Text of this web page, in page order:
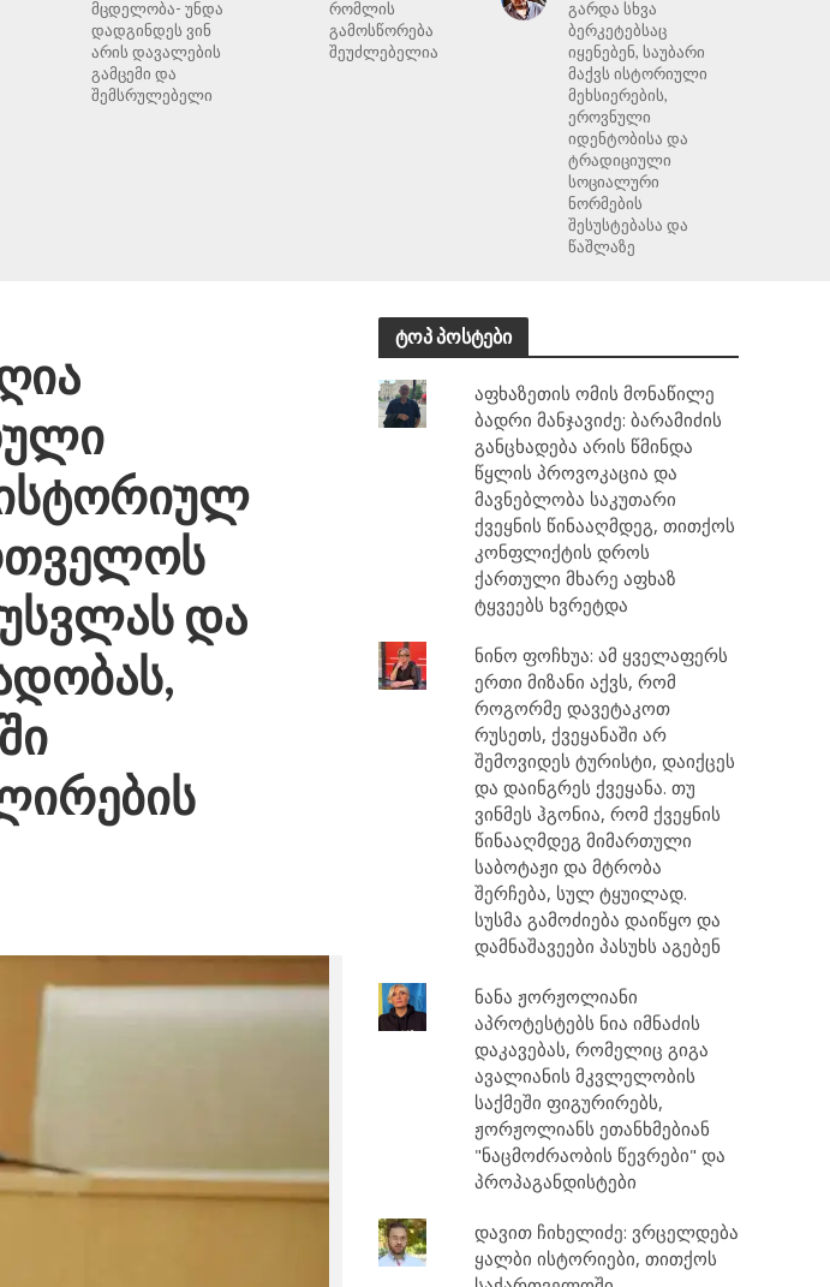
მცდელობა- უნდა
დადგინდეს ვინ
არის დავალების
გამცემი და
შემსრულებელი
რომლის
გამოსწორება
შეუძლებელია
გარდა სხვა
ბერკეტებსაც
იყენებენ, საუბარი
მაქვს ისტორიული
მეხსიერების,
ეროვნული
იდენტობისა და
ტრადიციული
სოციალური
ნორმების
შესუსტებასა და
წაშლაზე
ისტორიულ
და
ტოპ პოსტები
აფხაზეთის ომის მონაწილე
ბადრი მანჯავიძე: ბარამიძის
განცხადება არის წმინდა
წყლის პროვოკაცია და
მავნებლობა საკუთარი
ქვეყნის წინააღმდეგ, თითქოს
კონფლიქტის დროს
ქართული მხარე აფხაზ
ტყვეებს ხვრეტდა
ნინო ფოჩხუა: ამ ყველაფერს
ერთი მიზანი აქვს, რომ
როგორმე დავეტაკოთ
რუსეთს, ქვეყანაში არ
შემოვიდეს ტურისტი, დაიქცეს
და დაინგრეს ქვეყანა. თუ
ვინმეს ჰგონია, რომ ქვეყნის
წინააღმდეგ მიმართული
საბოტაჟი და მტრობა
შერჩება, სულ ტყუილად.
სუსმა გამოძიება დაიწყო და
დამნაშავეები პასუხს აგებენ
ნანა ჟორჟოლიანი
აპროტესტებს ნია იმნაძის
დაკავებას, რომელიც გიგა
ავალიანის მკვლელობის
საქმეში ფიგურირებს,
ჟორჟოლიანს ეთანხმებიან
"ნაცმოძრაობის წევრები" და
პროპაგანდისტები
დავით ჩიხელიძე: ვრცელდება
ყალბი ისტორიები, თითქოს